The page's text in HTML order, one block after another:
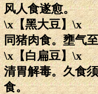
风人食遂愈。
\x【黑大豆】\x
同猪肉食。壅气
\x【白扁豆】\x
清胃解毒。久食
食。